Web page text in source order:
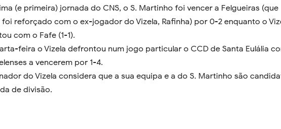
(e primeira) jornada do CNS, o S. Martinho foi vencer a Felgueiras (que
reforçado com o ex-jogador do Vizela, Rafinha) por 0-2 enquanto o
com o Fafe (1-1).
feira o Vizela defrontou num jogo particular o CCD de Santa Eulália
a vencerem por 1-4.
do Vizela considera que a sua equipa e a do S. Martinho são
de divisão.